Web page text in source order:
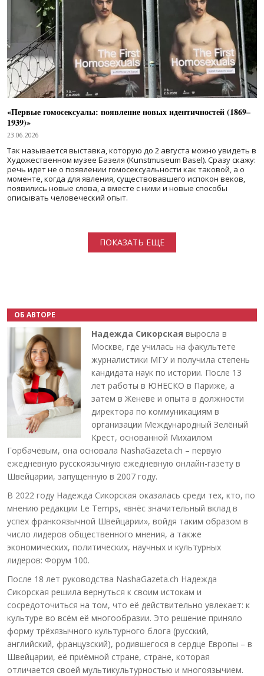
«Первые гомосексуалы: появление новых идентичностей (1869–
1939)»
23.06.2026
Так называется выставка, которую до 2 августа можно увидеть в
Художественном музее Базеля (Kunstmuseum Basel). Сразу скажу:
речь идет не о появлении гомосексуальности как таковой, а о
моменте, когда для явления, существовавшего испокон веков,
появились новые слова, а вместе с ними и новые способы
описывать человеческий опыт.
ПОКАЗАТЬ ЕЩЕ
ОБ АВТОРЕ
Надежда Сикорская выросла в
Москве, где училась на факультете
журналистики МГУ и получила степень
кандидата наук по истории. После 13
лет работы в ЮНЕСКО в Париже, а
затем в Женеве и опыта в должности
директора по коммуникациям в
организации Международный Зелёный
Крест, основанной Михаилом
Горбачёвым, она основала NashaGazeta.ch – первую
ежедневную русскоязычную ежедневную онлайн-газету в
Швейцарии, запущенную в 2007 году.
В 2022 году Надежда Сикорская оказалась среди тех, кто, по
мнению редакции Le Temps, «внёс значительный вклад в
успех франкоязычной Швейцарии», войдя таким образом в
число лидеров общественного мнения, а также
экономических, политических, научных и культурных
лидеров: Форум 100.
После 18 лет руководства NashaGazeta.ch Надежда
Сикорская решила вернуться к своим истокам и
сосредоточиться на том, что её действительно увлекает: к
культуре во всём её многообразии. Это решение приняло
форму трёхязычного культурного блога (русский,
английский, французский), родившегося в сердце Европы – в
Швейцарии, её приёмной стране, стране, которая
отличается своей мультикультурностью и многоязычием.